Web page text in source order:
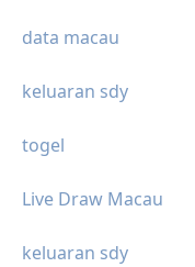
data macau
keluaran sdy
togel
Live Draw Macau
keluaran sdy